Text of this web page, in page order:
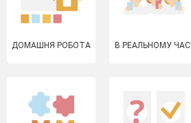
ДОМАШНЯ РОБОТА В РЕАЛЬНОМУ ЧАСІ